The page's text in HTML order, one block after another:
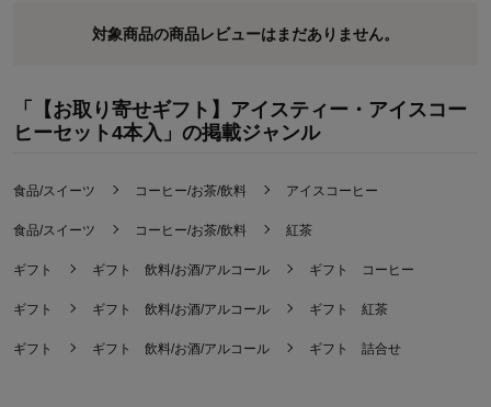
対象商品の商品レビューはまだありません。
「【お取り寄せギフト】アイスティー・アイスコー
ヒーセット4本入」の掲載ジャンル
食品/スイーツ コーヒー/お茶/飲料 アイスコーヒー
食品/スイーツ コーヒー/お茶/飲料 紅茶
ギフト ギフト 飲料/お酒/アルコール ギフト コーヒー
ギフト ギフト 飲料/お酒/アルコール ギフト 紅茶
ギフト ギフト 飲料/お酒/アルコール ギフト 詰合せ